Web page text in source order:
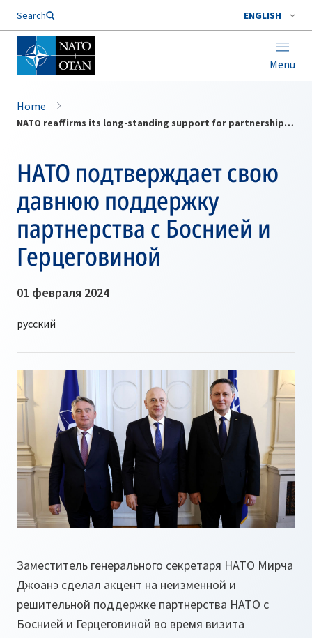
Search ENGLISH
Menu
Home
NATO reaffirms its long-standing support for partnership with Bosnia and Herzegovina
НАТО подтверждает свою
давнюю поддержку
партнерства с Боснией и
Герцеговиной
01 февраля 2024
Заместитель генерального секретаря НАТО Мирча
Джоанэ сделал акцент на неизменной и
решительной поддержке партнерства НАТО с
Боснией и Герцеговиной во время визита